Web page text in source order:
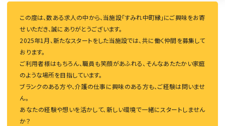
この度は、数ある求人の中から、当施設「すみれ中町縁」にご興味をお寄
せいただき、誠にありがとうございます。
2025年1月、新たなスタートをした当施設では、共に働く仲間を募集して
おります。
ご利用者様はもちろん、職員も笑顔があふれる、そんなあたたかい家庭
のような場所を目指しています。
ブランクのある方や、介護の仕事に興味のある方も、ご経験は問いませ
ん。
あなたの経験や想いを活かして、新しい環境で一緒にスタートしません
か？